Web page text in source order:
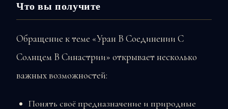
Что вы получите
Обращение к теме «Уран В Соединении С
Солнцем В Синастрии» открывает несколько
важных возможностей:
Понять своё предназначение и природные